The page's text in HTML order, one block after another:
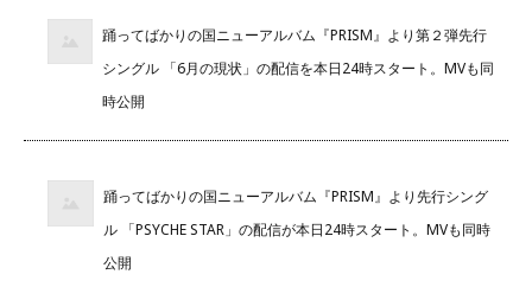
踊ってばかりの国ニューアルバム『PRISM』より第２弾先行
シングル 「6月の現状」の配信を本日24時スタート。MVも同
時公開
踊ってばかりの国ニューアルバム『PRISM』より先行シング
ル 「PSYCHE STAR」の配信が本日24時スタート。MVも同時
公開